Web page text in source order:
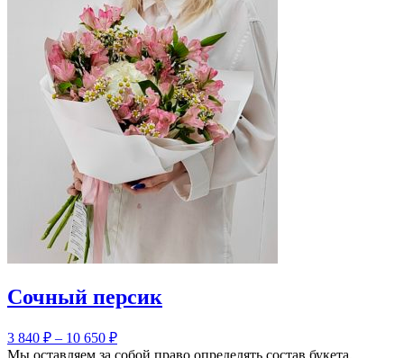
Сочный персик
3 840 ₽ – 10 650 ₽
Мы оставляем за собой право определять состав букета,